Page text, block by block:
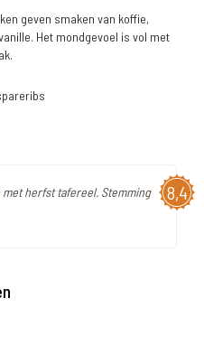
geven smaken van koffie,
Het mondgevoel is vol met
8,4
herfst tafereel. Stemming